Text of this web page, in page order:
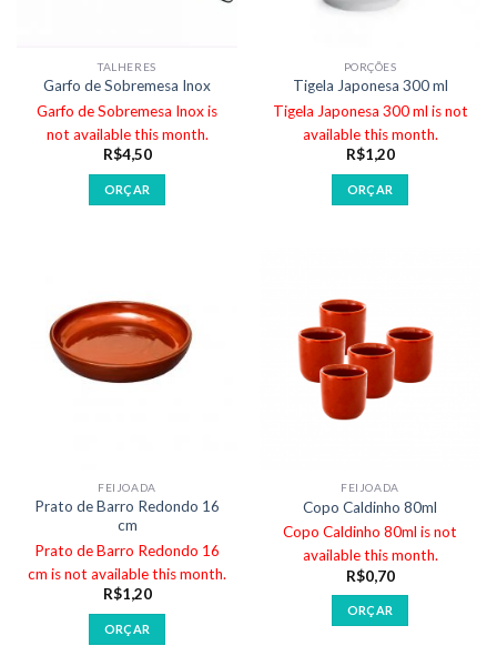
TALHERES
Garfo de Sobremesa Inox
Garfo de Sobremesa Inox is
not available this month.
R$4,50
ORÇAR
PORÇÕES
Tigela Japonesa 300 ml
Tigela Japonesa 300 ml is not
available this month.
R$1,20
ORÇAR
FEIJOADA
Prato de Barro Redondo 16
cm
Prato de Barro Redondo 16
cm is not available this month.
R$1,20
ORÇAR
FEIJOADA
Copo Caldinho 80ml
Copo Caldinho 80ml is not
available this month.
R$0,70
ORÇAR